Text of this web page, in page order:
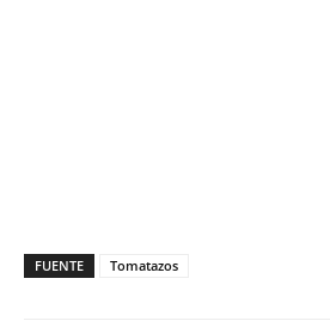
FUENTE Tomatazos